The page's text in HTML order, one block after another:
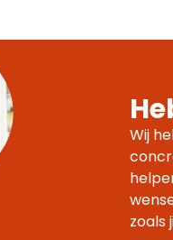
Wij
zoals